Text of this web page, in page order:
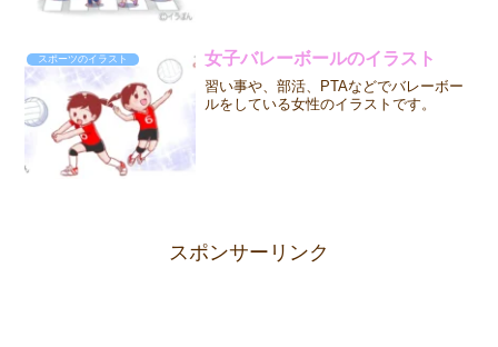
スポーツのイラスト 女子バレーボールのイラスト
習い事や、部活、PTAなどでバレーボー
ルをしている女性のイラストです。
スポンサーリンク